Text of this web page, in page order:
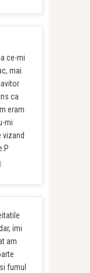
ce-mi
mai
ca
eram
mi
vizand
imi
am
fumul